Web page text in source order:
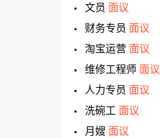
文员 面议
财务专员 面议
淘宝运营 面议
维修工程师 面议
人力专员 面议
洗碗工 面议
月嫂 面议